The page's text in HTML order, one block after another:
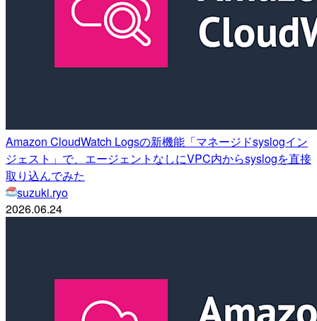
Amazon CloudWatch Logsの新機能「マネージドsyslogイン
ジェスト」で、エージェントなしにVPC内からsyslogを直接
取り込んでみた
suzuki.ryo
2026.06.24